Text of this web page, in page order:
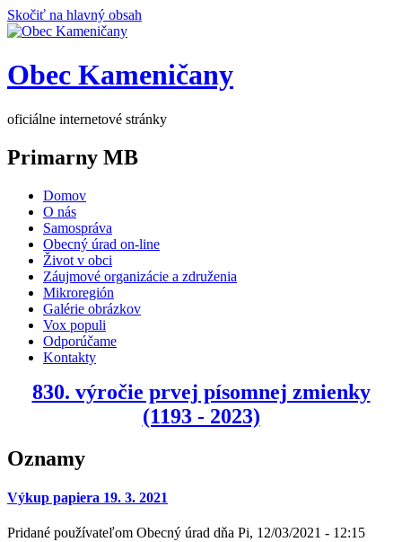
Skočiť na hlavný obsah
Obec Kameničany
oficiálne internetové stránky
Primarny MB
Domov
O nás
Samospráva
Obecný úrad on-line
Život v obci
Záujmové organizácie a združenia
Mikroregión
Galérie obrázkov
Vox populi
Odporúčame
Kontakty
830. výročie prvej písomnej zmienky
(1193 - 2023)
Oznamy
Výkup papiera 19. 3. 2021
Pridané používateľom Obecný úrad dňa Pi, 12/03/2021 - 12:15